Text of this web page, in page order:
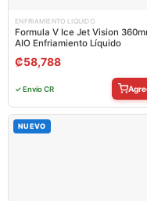
ENFRIAMIENTO LIQUIDO
Formula V Ice Jet Vision
AIO Enfriamiento Líquido
₡58,788
✓ Envío CR
NUEVO